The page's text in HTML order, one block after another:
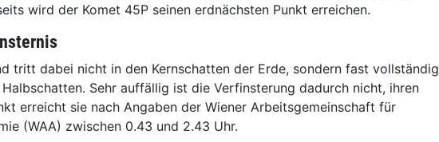
wird der Komet 45P seinen erdnächsten Punkt erreichen.
tritt dabei nicht in den Kernschatten der Erde, sondern fast vollständig
Sehr auffällig ist die Verfinsterung dadurch nicht, ihren
erreicht sie nach Angaben der Wiener Arbeitsgemeinschaft für
(WAA) zwischen 0.43 und 2.43 Uhr.